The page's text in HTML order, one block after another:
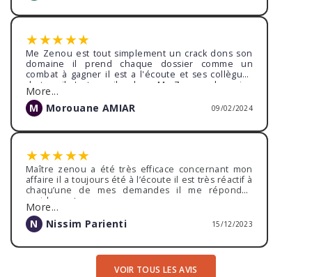
finale prise : ancien employeur condamné.
★★★★★
Me Zenou est tout simplement un crack dons son
domaine il prend chaque dossier comme un
combat à gagner il est a l'écoute et ses collègues
de travail c'est pareil sa boss Me Zenou a les reins
sont solide pour les affaire complexes on a gagné
malgré la difficulté du dossier et ma position était
plus que compliqué à démontrer il a su démontré
oratoire était de rigueur
More...
M
Morouane AMIAR 09/02/2024
★★★★★
Maître zenou a été très efficace concernant mon
affaire il a toujours été à l’écoute il est très réactif à
chaqu’une de mes demandes il me répondait
rapidement.
Grâce à ces compétences j ai obtenu satisfaction
lors de mon procès
More...
N
Nissim Parienti 15/12/2023
VOIR TOUS LES AVIS